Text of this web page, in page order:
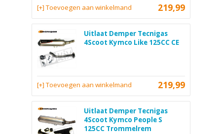
219,99
[+] Toevoegen aan winkelmand
Uitlaat Demper Tecnigas
4Scoot Kymco Like 125CC CE
219,99
[+] Toevoegen aan winkelmand
Uitlaat Demper Tecnigas
4Scoot Kymco People S
125CC Trommelrem